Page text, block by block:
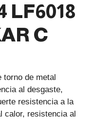
LF6018
C
torno de metal
al desgaste,
resistencia a la
calor, resistencia al